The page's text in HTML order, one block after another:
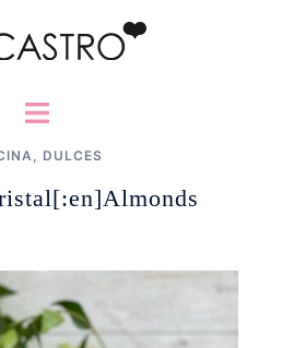
Alternar
DULCES